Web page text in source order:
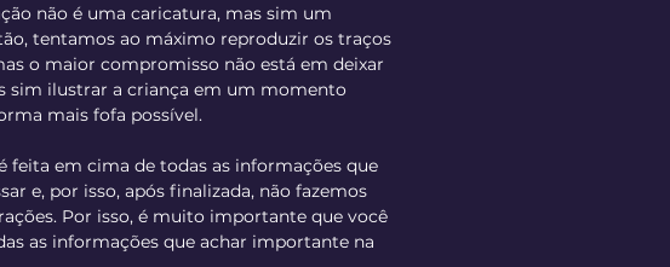
não é uma caricatura, mas sim um
tentamos ao máximo reproduzir os traços
o maior compromisso não está em deixar
sim ilustrar a criança em um momento
mais fofa possível.
feita em cima de todas as informações que
e, por isso, após finalizada, não fazemos
Por isso, é muito importante que você
as informações que achar importante na